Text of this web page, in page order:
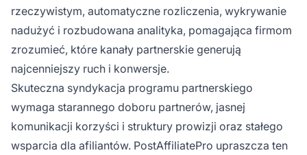
rzeczywistym, automatyczne rozliczenia, wykrywanie
nadużyć i rozbudowana analityka, pomagająca firmom
zrozumieć, które kanały partnerskie generują
najcenniejszy ruch i konwersje.
Skuteczna syndykacja programu partnerskiego
wymaga starannego doboru partnerów, jasnej
komunikacji korzyści i struktury prowizji oraz stałego
wsparcia dla afiliantów. PostAffiliatePro upraszcza ten